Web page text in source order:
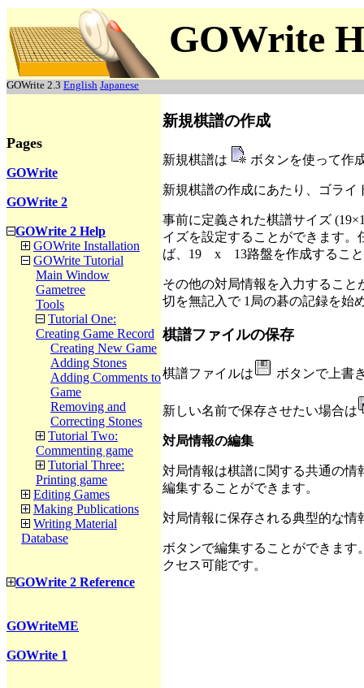
GOWrite
GOWrite 2.3 English Japanese
新規棋譜の作成
新規棋譜は ボタンを使って作
新規棋譜の作成にあたり、ゴラ
事前に定義された棋譜サイズ
イズを設定することができます
ば、19 x 13路盤を作成すること
その他の対局情報を入力するこ
切を無記入で 1局の碁の記録を始
棋譜ファイルの保存
棋譜ファイルは ボタンで上書
新しい名前で保存させたい場合は
対局情報の編集
対局情報は棋譜に関する共通の
編集することができます。
対局情報に保存される典型的な
ボタンで編集することができま
クセス可能です。
Pages
GOWrite
GOWrite 2
GOWrite 2 Help
GOWrite Installation
GOWrite Tutorial
Main Window
Gametree
Tools
Tutorial One:
Creating Game Record
Creating New Game
Adding Stones
Adding Comments to
Game
Removing and
Correcting Stones
Tutorial Two:
Commenting game
Tutorial Three:
Printing game
Editing Games
Making Publications
Writing Material
Database
GOWrite 2 Reference
GOWriteME
GOWrite 1